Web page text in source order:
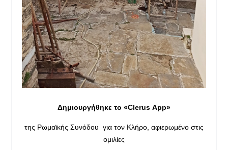
Δημιουργήθηκε το «Clerus App»
της Ρωμαϊκής Συνόδου για τον Κλήρο, αφιερωμένο στις
ομιλίες